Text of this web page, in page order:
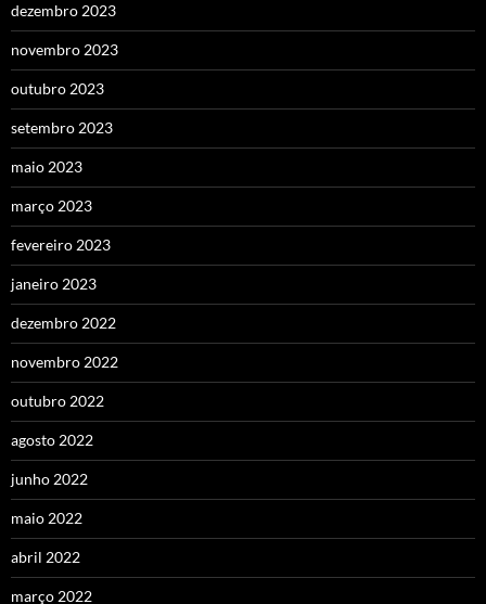
dezembro 2023
novembro 2023
outubro 2023
setembro 2023
maio 2023
março 2023
fevereiro 2023
janeiro 2023
dezembro 2022
novembro 2022
outubro 2022
agosto 2022
junho 2022
maio 2022
abril 2022
março 2022